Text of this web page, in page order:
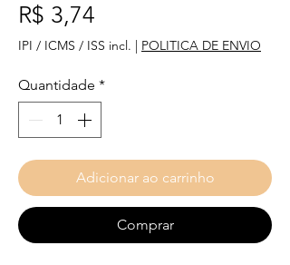
R$ 3,74
IPI / ICMS / ISS incl. POLITICA DE ENVIO
Quantidade *
Adicionar ao carrinho
Comprar